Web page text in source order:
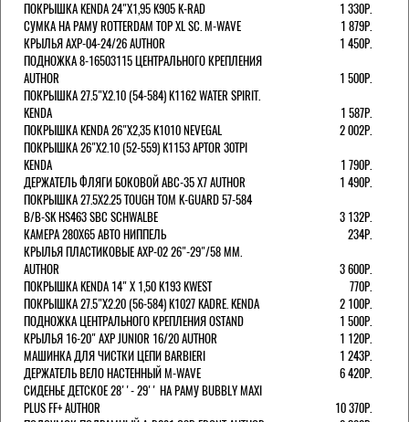
ПОКРЫШКА KENDA 24"Х1,95 K905 K-RAD
1 330Р.
СУМКА НА РАМУ ROTTERDAM TOP XL SC. M-WAVE
1 879Р.
КРЫЛЬЯ AXP-04-24/26 AUTHOR
1 450Р.
ПОДНОЖКА 8-16503115 ЦЕНТРАЛЬНОГО КРЕПЛЕНИЯ
AUTHOR
1 500Р.
ПОКРЫШКА 27.5"Х2.10 (54-584) K1162 WATER SPIRIT.
KENDA
1 587Р.
ПОКРЫШКА KENDA 26"Х2,35 K1010 NEVEGAL
2 002Р.
ПОКРЫШКА 26"Х2.10 (52-559) K1153 APTOR 30TPI
KENDA
1 790Р.
ДЕРЖАТЕЛЬ ФЛЯГИ БОКОВОЙ ABC-35 X7 AUTHOR
1 490Р.
ПОКРЫШКА 27.5X2.25 TOUGH TOM K-GUARD 57-584
B/B-SK HS463 SBC SCHWALBE
3 132Р.
КАМЕРА 280Х65 АВТО НИППЕЛЬ
234Р.
КРЫЛЬЯ ПЛАСТИКОВЫЕ AXP-02 26"-29"/58 ММ.
AUTHOR
3 600Р.
ПОКРЫШКА KENDA 14" Х 1,50 K193 KWEST
770Р.
ПОКРЫШКА 27.5"Х2.20 (56-584) K1027 KADRE. KENDA
2 100Р.
ПОДНОЖКА ЦЕНТРАЛЬНОГО КРЕПЛЕНИЯ OSTAND
1 500Р.
КРЫЛЬЯ 16-20" AXP JUNIOR 16/20 AUTHOR
1 120Р.
МАШИНКА ДЛЯ ЧИСТКИ ЦЕПИ BARBIERI
1 243Р.
ДЕРЖАТЕЛЬ ВЕЛО НАСТЕННЫЙ M-WAVE
6 420Р.
СИДЕНЬЕ ДЕТСКОЕ 28''- 29'' НА РАМУ BUBBLY MAXI
PLUS FF+ AUTHOR
10 370Р.